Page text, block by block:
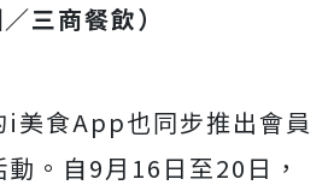
／三商餐飲）
i美食App也同步推出會員
。自9月16日至20日，